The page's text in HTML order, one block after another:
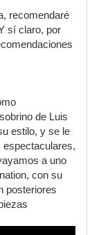
recomendaré
sí claro, por
de Luis
estilo, y se le
espectaculares,
a uno
con su
posteriores